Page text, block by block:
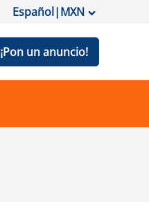
Español|MXN
¡Pon un anuncio!